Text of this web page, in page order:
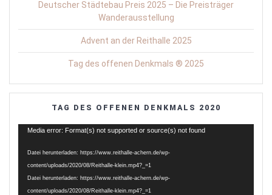
Deutscher Städtebau Preis 2025 – Die Preisträger
Wanderausstellung
Advent an der Reithalle 2025
Tag des offenen Denkmals ® 2025
TAG DES OFFENEN DENKMALS 2020
Video-
Media error: Format(s) not supported or source(s) not found
Datei herunterladen: https://www.reithalle-achern.de/wp-
content/uploads/2020/08/Reithalle-klein.mp4?_=1
Datei herunterladen: https://www.reithalle-achern.de/wp-
content/uploads/2020/08/Reithalle-klein.mp4?_=1